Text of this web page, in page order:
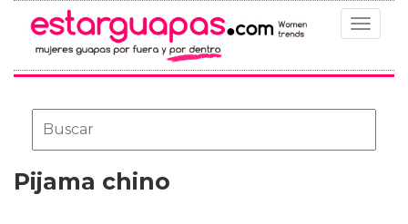
Toggle
Pijama chino